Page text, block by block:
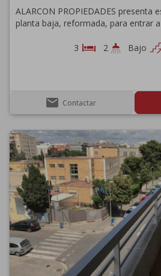
ALARCON PROPIEDADES presenta
planta baja, reformada, para entrar a
3 2 Bajo
email Contactar
Previous